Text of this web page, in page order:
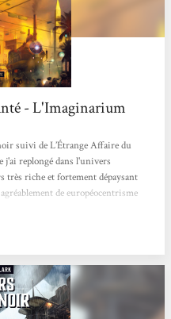
- L'Imaginarium
suivi de L’Étrange Affaire du
j'ai replongé dans l'univers
très riche et fortement dépaysant
de européocentrisme
que Djins, esprit et autres